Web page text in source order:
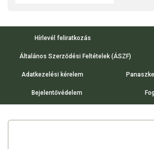
Hírlevél feliratkozás
Általános Szerződési Feltételek (ÁSZF)
Adatkezelési kérelem
Bejelentővédelem